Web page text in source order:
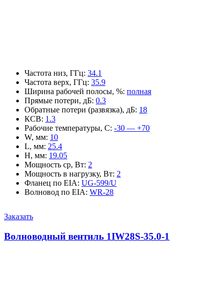
Частота низ, ГГц: 34.1
Частота верх, ГГц: 35.9
Ширина рабочей полосы, %: полная
Прямые потери, дБ: 0.3
Обратные потери (развязка), дБ: 18
КСВ: 1.3
Рабочие температуры, С: -30 — +70
W, мм: 10
L, мм: 25.4
H, мм: 19.05
Мощность ср, Вт: 2
Мощность в нагрузку, Вт: 2
Фланец по EIA: UG-599/U
Волновод по EIA: WR-28
Заказать
Волноводный вентиль 1IW28S-35.0-1